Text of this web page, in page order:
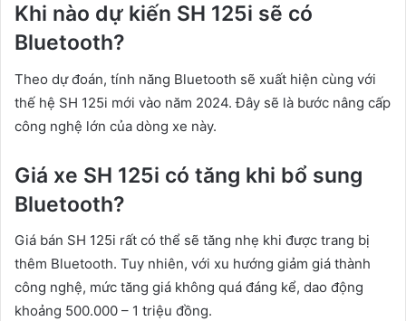
Khi nào dự kiến SH 125i sẽ có
Bluetooth?
Theo dự đoán, tính năng Bluetooth sẽ xuất hiện cùng với
thế hệ SH 125i mới vào năm 2024. Đây sẽ là bước nâng cấp
công nghệ lớn của dòng xe này.
Giá xe SH 125i có tăng khi bổ sung
Bluetooth?
Giá bán SH 125i rất có thể sẽ tăng nhẹ khi được trang bị
thêm Bluetooth. Tuy nhiên, với xu hướng giảm giá thành
công nghệ, mức tăng giá không quá đáng kể, dao động
khoảng 500.000 – 1 triệu đồng.